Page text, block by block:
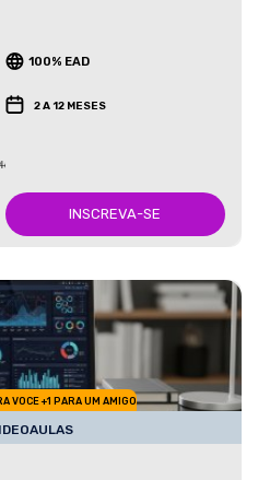
100% EAD
2 A 12 MESES
INSCREVA-SE
VOCE +1 PARA UM AMIGO